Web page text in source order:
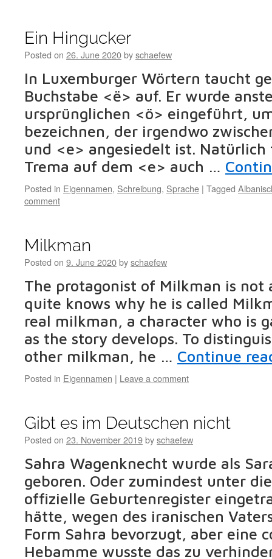
Ein Hingucker
Posted on 26. June 2020byschaefew
In Luxemburger Wörtern taucht
Buchstabe <ë> auf. Er wurde
ursprünglichen <ö> eingeführt,
bezeichnen, der irgendwo
und <e> angesiedelt ist. Natürlich
Trema auf dem <e> auch …
Posted in Eigennamen, Schreibung, Sprache | Tagged
comment
Milkman
Posted on 9. June 2020byschaefew
The protagonist of Milkman is not
quite knows why he is called
real milkman, a character who is
as the story develops. To
other milkman, he … Continue
Posted in Eigennamen | Leave a comment
Gibt es im Deutschen nicht
Posted on 23. November 2019byschaefew
Sahra Wagenknecht wurde als
geboren. Oder zumindest unter
offizielle Geburtenregister
hätte, wegen des iranischen
Form Sahra bevorzugt, aber eine
Hebamme wusste das zu